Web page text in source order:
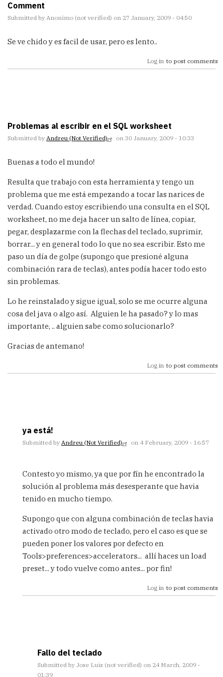
Comment
Submitted by Anonimo (not verified) on 27 January, 2009 - 04:50
Se ve chido y es facil de usar, pero es lento..
Log in to post comments
Problemas al escribir en el SQL worksheet
Submitted by Andreu (not Verified) on 30 January, 2009 - 10:33
Buenas a todo el mundo!
Resulta que trabajo con esta herramienta y tengo un
problema que me está empezando a tocar las narices de
verdad. Cuando estoy escribiendo una consulta en el SQL
worksheet, no me deja hacer un salto de línea, copiar,
pegar, desplazarme con la flechas del teclado, suprimir,
borrar... y en general todo lo que no sea escribir. Esto me
paso un día de golpe (supongo que presioné alguna
combinación rara de teclas), antes podía hacer todo esto
sin problemas.
Lo he reinstalado y sigue igual, solo se me ocurre alguna
cosa del java o algo así. Alguien le ha pasado? y lo mas
importante, .. alguien sabe como solucionarlo?
Gracias de antemano!
Log in to post comments
ya está!
Submitted by Andreu (not Verified) on 4 February, 2009 - 16:57
reply
Problemas
al
en
el
worksheet
by
Andreu
Contesto yo mismo, ya que por fín he encontrado la
solución al problema más desesperante que havia
tenido en mucho tiempo.
Supongo que con alguna combinación de teclas havia
activado otro modo de teclado, pero el caso es que se
pueden poner los valores por defecto en
Tools>preferences>accelerators... allí haces un load
preset... y todo vuelve como antes... por fin!
Log in to post comments
Fallo del teclado
Submitted by Jose Luis (not verified) on 24 March, 2009 -
01:39